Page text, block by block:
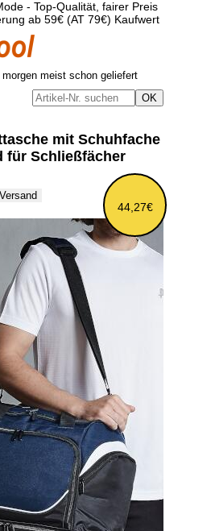
- Top-Qualität, fairer Preis
ab 59€ (AT 79€) Kaufwert
meist schon geliefert
mit Schuhfache
für Schließfächer
44,27€